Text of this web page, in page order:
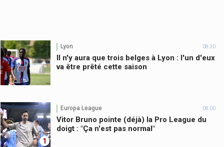
Lyon 08:30
Il n'y aura que trois belges à Lyon : l'un d'eux
va être prêté cette saison
1
Europa League 08:00
Vitor Bruno pointe (déjà) la Pro League du
doigt : "Ça n'est pas normal"